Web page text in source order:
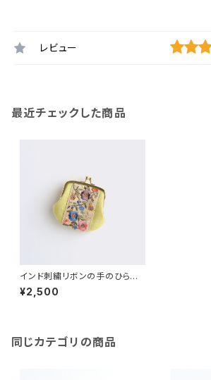
レビュー
最近チェックした商品
インド刺繍リボンの手のひらが
ま口ポーチ イエロー
¥2,500
同じカテゴリの商品